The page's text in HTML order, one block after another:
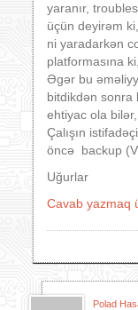
yaranır,
üçün deyirəm
ni yaradarkən
platformasına
Əgər bu
bitdikdən sonra
ehtiyac ola
Çalışın
öncə backup
Uğurlar
Cavab yazmaq
Polad